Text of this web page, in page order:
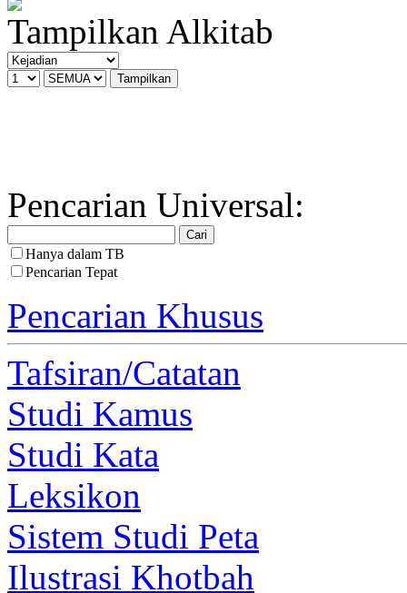
Tampilkan Alkitab
Pencarian Universal:
Hanya dalam TB
Pencarian Tepat
Pencarian Khusus
Tafsiran/Catatan
Studi Kamus
Studi Kata
Leksikon
Sistem Studi Peta
Ilustrasi Khotbah